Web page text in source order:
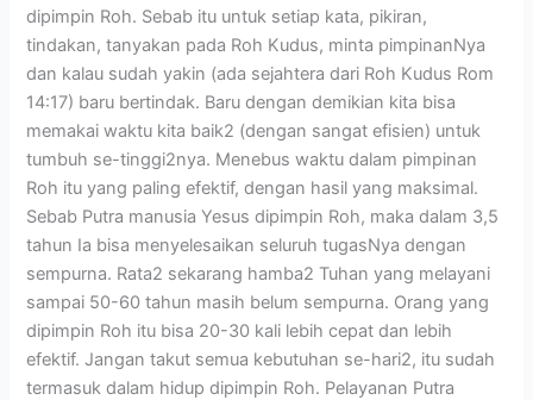
dipimpin Roh. Sebab itu untuk setiap kata, pikiran,
tindakan, tanyakan pada Roh Kudus, minta pimpinanNya
dan kalau sudah yakin (ada sejahtera dari Roh Kudus Rom
14:17) baru bertindak. Baru dengan demikian kita bisa
memakai waktu kita baik2 (dengan sangat efisien) untuk
tumbuh se-tinggi2nya. Menebus waktu dalam pimpinan
Roh itu yang paling efektif, dengan hasil yang maksimal.
Sebab Putra manusia Yesus dipimpin Roh, maka dalam 3,5
tahun Ia bisa menyelesaikan seluruh tugasNya dengan
sempurna. Rata2 sekarang hamba2 Tuhan yang melayani
sampai 50-60 tahun masih belum sempurna. Orang yang
dipimpin Roh itu bisa 20-30 kali lebih cepat dan lebih
efektif. Jangan takut semua kebutuhan se-hari2, itu sudah
termasuk dalam hidup dipimpin Roh. Pelayanan Putra